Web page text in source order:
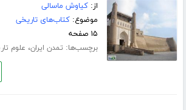
از:کیاوش ماسالی
موضوع:کتاب‌های تاریخی
۱۵ صفحه
برچسب‌ها: تمدن ایران، علوم